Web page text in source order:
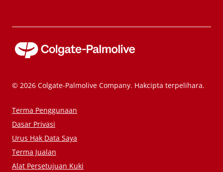
© 2026 Colgate-Palmolive Company. Hakcipta terpelihara.
Terma Penggunaan
Dasar Privasi
Urus Hak Data Saya
Terma Jualan
Alat Persetujuan Kuki